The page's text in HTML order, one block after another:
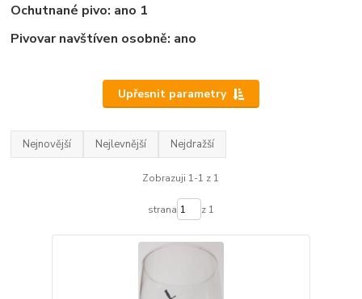
Ochutnané pivo: ano 1
Pivovar navštíven osobně: ano
Upřesnit parametry
Nejnovější Nejlevnější Nejdražší
Zobrazuji 1-1 z 1
strana z 1